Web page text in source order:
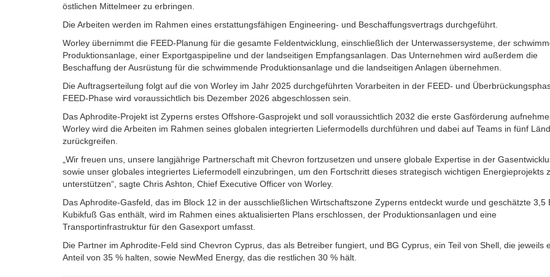
östlichen Mittelmeer zu erbringen.
Die Arbeiten werden im Rahmen eines erstattungsfähigen Engineering- und Beschaffungsvertrags durchgeführt.
Worley übernimmt die FEED-Planung für die gesamte Feldentwicklung, einschließlich der Unterwassersysteme, der
Produktionsanlage, einer Exportgaspipeline und der landseitigen Empfangsanlagen. Das Unternehmen wird außerdem die
Beschaffung der Ausrüstung für die schwimmende Produktionsanlage und die landseitigen Anlagen übernehmen.
Die Auftragserteilung folgt auf die von Worley im Jahr 2025 durchgeführten Vorarbeiten in der FEED- und
FEED-Phase wird voraussichtlich bis Dezember 2026 abgeschlossen sein.
Das Aphrodite-Projekt ist Zyperns erstes Offshore-Gasprojekt und soll voraussichtlich 2032 die erste Gasförderung
Worley wird die Arbeiten im Rahmen seines globalen integrierten Liefermodells durchführen und dabei auf Teams in fünf
zurückgreifen.
„Wir freuen uns, unsere langjährige Partnerschaft mit Chevron fortzusetzen und unsere globale Expertise in der
sowie unser globales integriertes Liefermodell einzubringen, um den Fortschritt dieses strategisch wichtigen Energieprojekts
unterstützen“, sagte Chris Ashton, Chief Executive Officer von Worley.
Das Aphrodite-Gasfeld, das im Block 12 in der ausschließlichen Wirtschaftszone Zyperns entdeckt wurde und geschätzte 3,5
Kubikfuß Gas enthält, wird im Rahmen eines aktualisierten Plans erschlossen, der Produktionsanlagen und eine
Transportinfrastruktur für den Gasexport umfasst.
Die Partner im Aphrodite-Feld sind Chevron Cyprus, das als Betreiber fungiert, und BG Cyprus, ein Teil von Shell, die jeweils
Anteil von 35 % halten, sowie NewMed Energy, das die restlichen 30 % hält.